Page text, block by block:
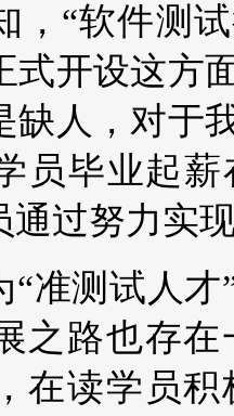
，“软件测
式开设这方
缺人，对于
员毕业起
通过努力实
“准测试人
之路也存
在读学员